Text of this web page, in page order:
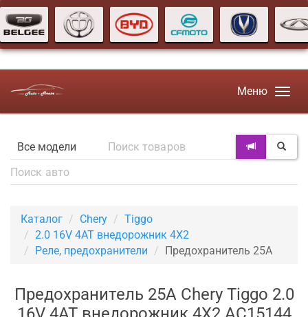
Меню
Каталог Chery
Tiggo
2.0 16V 4AT внедорожник 4X2
Реле, предохранители
Предохранитель 25А
Предохранитель 25А Chery Tiggo 2.0